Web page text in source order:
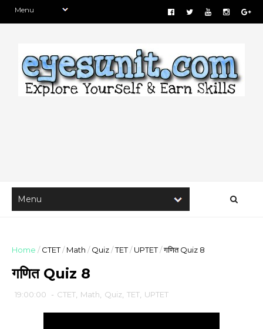
Home / CTET/ Math / Quiz/TET/ UPTET/गणित Quiz 8
गणित Quiz 8
19:00:00 - CTET Math Quiz TET UPTET